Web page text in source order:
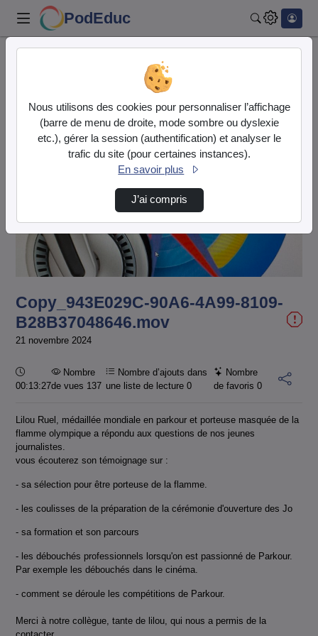
PodEduc
Copy_943E029C-90A6-4A99-8109-B28B37048646.mov
Lire
la
vidéo
Copy_943E029C-90A6-4A99-8109-
B28B37048646.mov
21 novembre 2024
Durée :
00:13:27
Nombre
de vues 137
Nombre d’ajouts dans
une liste de lecture0
Nombre
de favoris 0
Lilou Ruel, médaillée mondiale en parkour et porteuse masquée de la
flamme olympique a répondu aux questions de nos jeunes
journalistes.
vous écouterez son témoignage sur :
- sa sélection pour être porteuse de la flamme.
- les coulisses de la préparation de la cérémonie d'ouverture des Jo
- sa formation et son parcours
- les débouchés professionnels lorsqu'on est passionné de Parkour.
Par exemple les débouchés dans le cinéma.
- comment se déroule les compétitions de Parkour.
Merci à notre collègue, tante de lilou, qui nous a permis de la
Nous utilisons des cookies pour personnaliser l’affichage
(barre de menu de droite, mode sombre ou dyslexie
etc.), gérer la session (authentification) et analyser le
trafic du site (pour certaines instances).
En savoir plus
J’ai compris